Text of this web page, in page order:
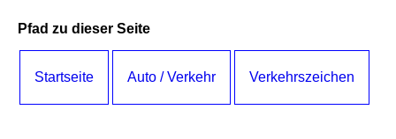
Pfad zu dieser Seite
Startseite Auto / Verkehr Verkehrszeichen